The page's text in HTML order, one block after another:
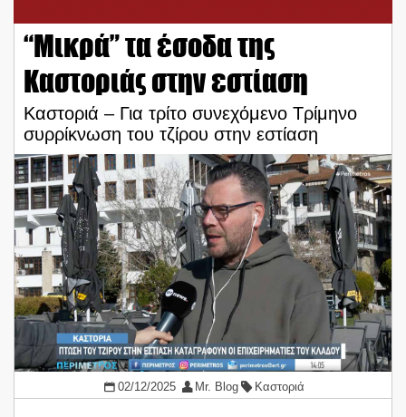
“Μικρά” τα έσοδα της
Καστοριάς στην εστίαση
Καστοριά – Για τρίτο συνεχόμενο Τρίμηνο
συρρίκνωση του τζίρου στην εστίαση
02/12/2025 Mr. Blog Καστοριά